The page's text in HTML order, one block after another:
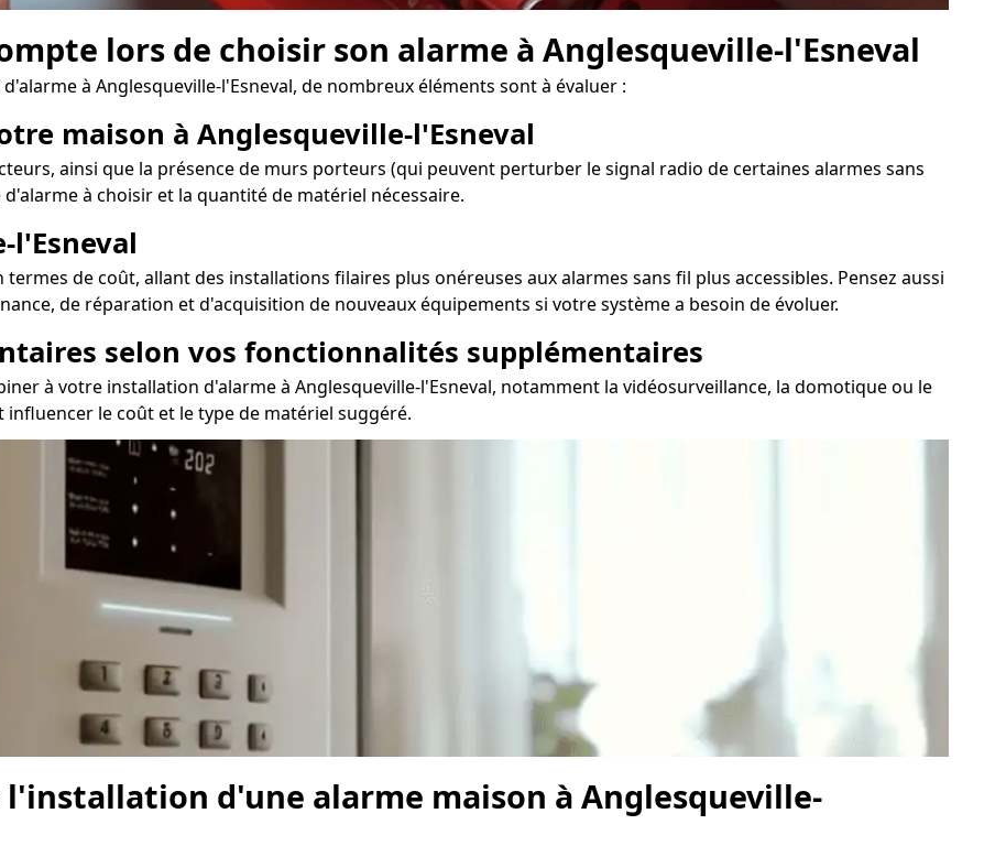
lors de choisir son alarme à Anglesqueville-l'Esneval
à Anglesqueville-l'Esneval, de nombreux éléments sont à évaluer :
maison à Anglesqueville-l'Esneval
ainsi que la présence de murs porteurs (qui peuvent perturber le signal radio de certaines alarmes sans
à choisir et la quantité de matériel nécessaire.
l'Esneval
de coût, allant des installations filaires plus onéreuses aux alarmes sans fil plus accessibles. Pensez aussi
de réparation et d'acquisition de nouveaux équipements si votre système a besoin de évoluer.
selon vos fonctionnalités supplémentaires
à votre installation d'alarme à Anglesqueville-l'Esneval, notamment la vidéosurveillance, la domotique ou le
le coût et le type de matériel suggéré.
d'une alarme maison à Anglesqueville-